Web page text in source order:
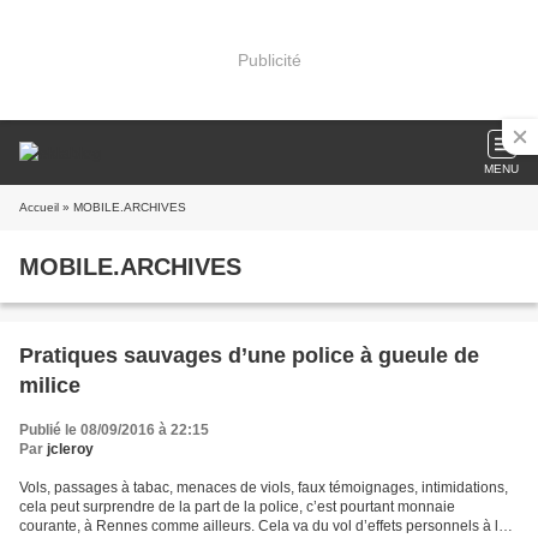
Publicité
MENU
Accueil » MOBILE.ARCHIVES
MOBILE.ARCHIVES
Pratiques sauvages d’une police à gueule de
milice
Publié le 08/09/2016 à 22:15
Par jcleroy
Vols, passages à tabac, menaces de viols, faux témoignages, intimidations,
cela peut surprendre de la part de la police, c’est pourtant monnaie
courante, à Rennes comme ailleurs. Cela va du vol d’effets personnels à la